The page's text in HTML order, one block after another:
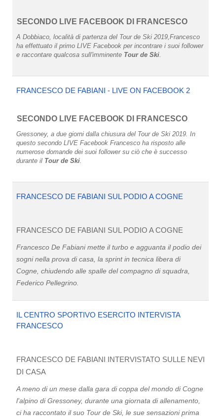
SECONDO LIVE FACEBOOK DI FRANCESCO
A Dobbiaco, località di partenza del Tour de Ski 2019,Francesco
ha effettuato il primo LIVE Facebook per incontrare i suoi follower
e raccontare qualcosa sull'imminente Tour de Ski.
FRANCESCO DE FABIANI - LIVE ON FACEBOOK 2
SECONDO LIVE FACEBOOK DI FRANCESCO
Gressoney, a due giorni dalla chiusura del Tour de Ski 2019. In
questo secondo LIVE Facebook Francesco ha risposto alle
numerose domande dei suoi follower su ciò che è successo
durante il Tour de Ski.
FRANCESCO DE FABIANI SUL PODIO A COGNE
FRANCESCO DE FABIANI SUL PODIO A COGNE
Francesco De Fabiani mette il turbo e agguanta il podio dei
sogni nella prova di casa, la sprint in tecnica libera di
Cogne, chiudendo alle spalle del compagno di squadra,
Federico Pellegrino.
IL CENTRO SPORTIVO ESERCITO INTERVISTA
FRANCESCO
FRANCESCO DE FABIANI INTERVISTATO SULLE NEVI
DI CASA
A meno di un mese dalla gara di coppa del mondo di Cogne
l'alpino di Gressoney, durante una giornata di allenamento,
ci ha raccontato il suo Tour de Ski, le sue sensazioni prima